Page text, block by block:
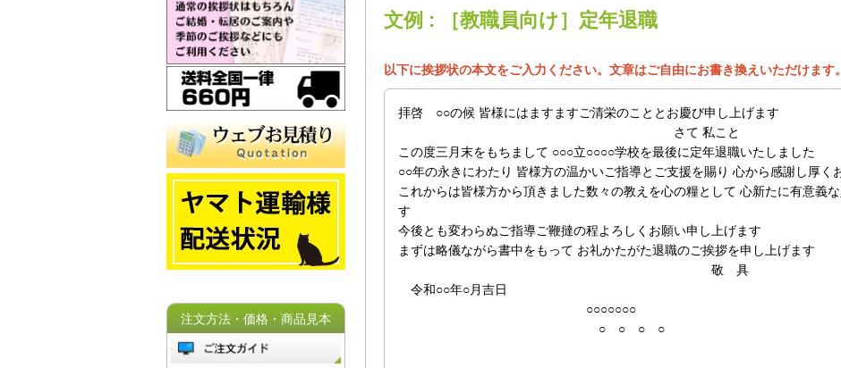
文例 : ［教職員向け］定年退職
以下に挨拶状の本文をご入力ください。文章はご自由にお書き換えいただけます。
注文方法・価格・商品見本